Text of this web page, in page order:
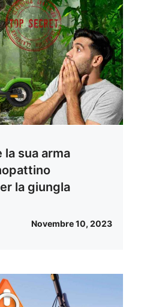
la sua arma
la giungla
Novembre 10, 2023